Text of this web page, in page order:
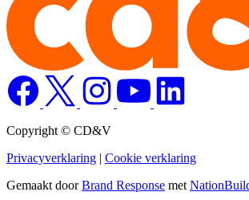
Copyright © CD&V
Privacyverklaring | Cookie verklaring
Gemaakt doorBrand Response met